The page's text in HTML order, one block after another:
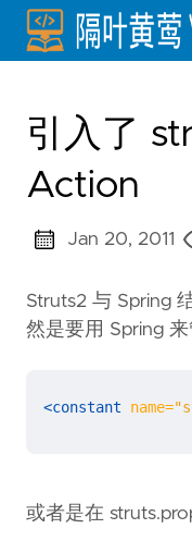
引入了
Action
Jan 20, 2011
Struts2 与 Spring
然是要用 Spring
<constant name=
或者是在